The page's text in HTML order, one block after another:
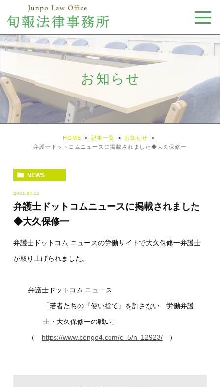
お知らせ
HOME 記事一覧
お知らせ
弁護士ドットコムニュースに掲載されました◆大久保修一
NEWS
2021.04.12
弁護士ドットコムニュースに掲載されました
◆大久保修一
弁護士ドットコム ニュースの労働サイトで大久保修一弁護士
が取り上げられました。
弁護士ドットコム ニュース
「若者たちの『使い捨て』を許さない 労働弁護
士・大久保修一の戦い」
（ https://www.bengo4.com/c_5/n_12923/）